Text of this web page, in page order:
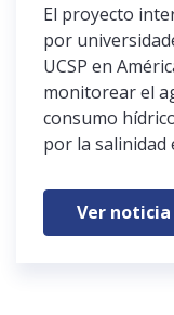
El proyecto
por
UCSP en
monitorear el
consumo
por la salinidad
Ver